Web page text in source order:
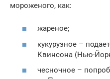
мороженого, как:
жареное;
кукурузное –
Квинсона (Нью-
чесночное –